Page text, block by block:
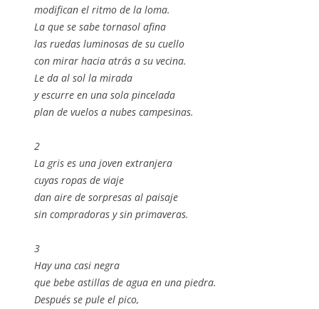
modifican el ritmo de la loma.
La que se sabe tornasol afina
las ruedas luminosas de su cuello
con mirar hacia atrás a su vecina.
Le da al sol la mirada
y escurre en una sola pincelada
plan de vuelos a nubes campesinas.
2
La gris es una joven extranjera
cuyas ropas de viaje
dan aire de sorpresas al paisaje
sin compradoras y sin primaveras.
3
Hay una casi negra
que bebe astillas de agua en una piedra.
Después se pule el pico,